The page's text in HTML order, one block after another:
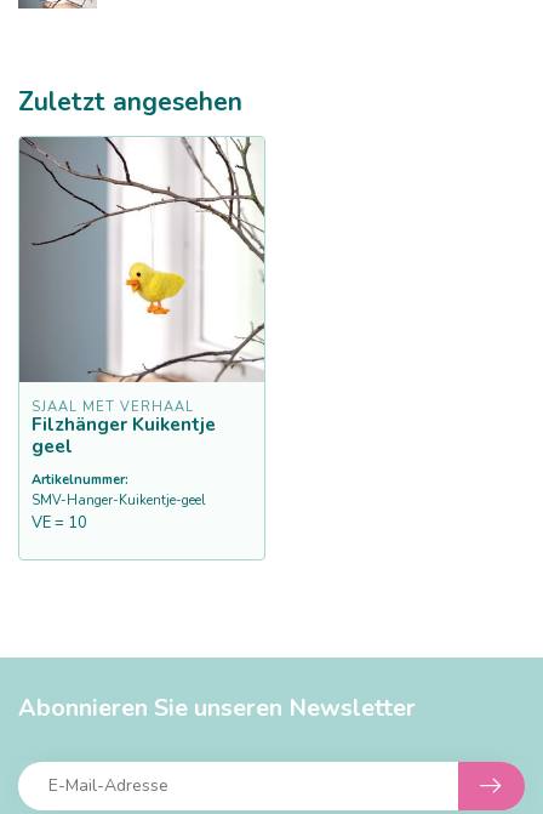
Zuletzt angesehen
SJAAL MET VERHAAL
Filzhänger Kuikentje
geel
Artikelnummer:
SMV-Hanger-Kuikentje-geel
VE = 10
Abonnieren Sie unseren Newsletter